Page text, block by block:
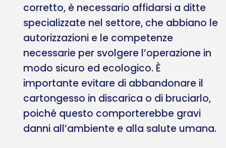
corretto, è necessario affidarsi a ditte
specializzate nel settore, che abbiano le
autorizzazioni e le competenze
necessarie per svolgere l’operazione in
modo sicuro ed ecologico. È
importante evitare di abbandonare il
cartongesso in discarica o di bruciarlo,
poiché questo comporterebbe gravi
danni all’ambiente e alla salute umana.